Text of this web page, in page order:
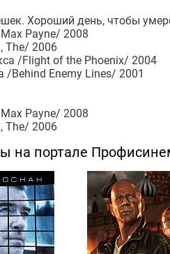
Хороший день, чтобы
Payne/ 2008
The/ 2006
/Flight of the Phoenix/ 2004
/Behind Enemy Lines/ 2001
Payne/ 2008
The/ 2006
на портале